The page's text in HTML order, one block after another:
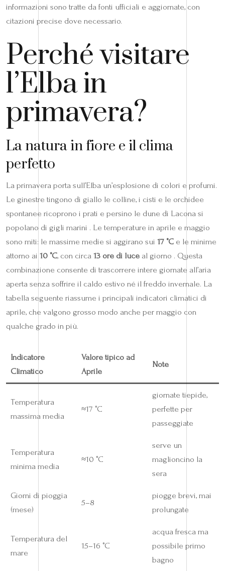
informazioni sono tratte da fonti ufficiali e aggiornate, con
citazioni precise dove necessario.
Perché visitare
l’Elba in
primavera?
La natura in fiore e il clima
perfetto
La primavera porta sull’Elba un’esplosione di colori e profumi.
Le ginestre tingono di giallo le colline, i cisti e le orchidee
spontanee ricoprono i prati e persino le dune di Lacona si
popolano di gigli marini . Le temperature in aprile e maggio
sono miti: le massime medie si aggirano sui 17 °C e le minime
attorno ai 10 °C, con circa 13 ore di luce al giorno . Questa
combinazione consente di trascorrere intere giornate all’aria
aperta senza soffrire il caldo estivo né il freddo invernale. La
tabella seguente riassume i principali indicatori climatici di
aprile, che valgono grosso modo anche per maggio con
qualche grado in più.
Indicatore
Climatico
Valore tipico ad
Aprile
Note
Temperatura
massima media
≈17 °C
giornate tiepide,
perfette per
passeggiate
Temperatura
minima media
≈10 °C
serve un
maglioncino la
sera
Giorni di pioggia
(mese)
5–8
piogge brevi, mai
prolungate
Temperatura del
mare
15–16 °C
acqua fresca ma
possibile primo
bagno